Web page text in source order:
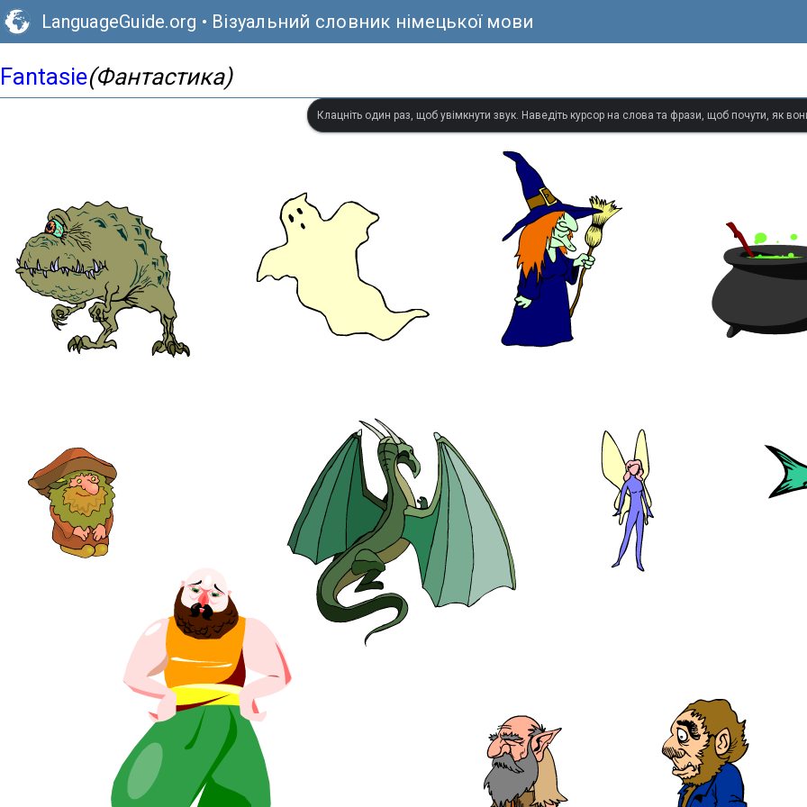
LanguageGuide.org • Візуальний словник німецької мови
Fantasie(Фантастика)
Клацніть один раз, щоб увімкнути звук. Наведіть курсор на слова та фрази, щоб почути, як